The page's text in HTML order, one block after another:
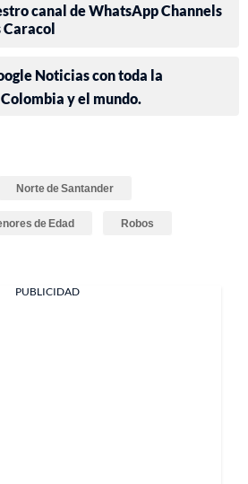
canal de WhatsApp Channels
Caracol
Noticias con toda la
y el mundo.
Norte de Santander
de Edad Robos
PUBLICIDAD